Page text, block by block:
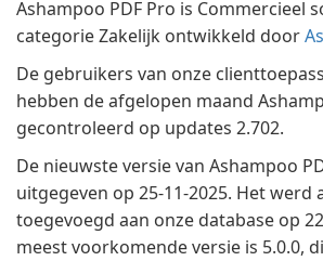
Ashampoo PDF Pro is Commercieel
categorie Zakelijk ontwikkeld door
De gebruikers van onze
hebben de afgelopen maand
gecontroleerd op updates 2.702.
De nieuwste versie van Ashampoo
uitgegeven op 25-11-2025. Het werd
toegevoegd aan onze database op
meest voorkomende versie is 5.0.0,